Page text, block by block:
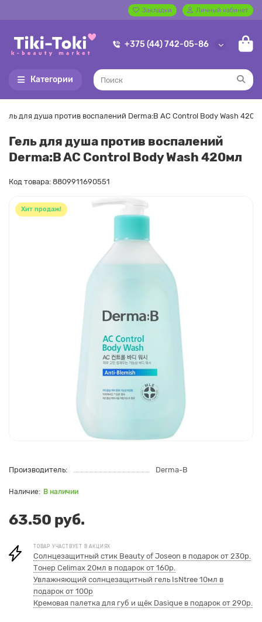
Закладки Личный кабинет
+375 (44) 742-05-86
Категории
Гель для душа против воспалений Derma:B AC Control Body Wash
Гель для душа против воспалений
Derma:B AC Control Body Wash 420мл
Код товара: 8809911690551
Хит продаж!
Производитель: Derma-B
В наличии
63.50 руб.
ТОВАР УЧАСТВУЕТ В АКЦИЯХ
Солнцезащитный стик Beauty of Joseon в подарок от 230р.
Тонер Celimax 20мл в подарок от 160р.
Увлажняющий солнцезащитный гель IsNtree 10мл в
подарок от 100р
Кремовая палетка для губ и щёк Dasique в подарок от 290р.